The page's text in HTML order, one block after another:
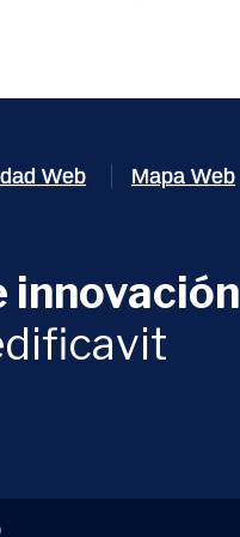
Web Mapa Web
innovación